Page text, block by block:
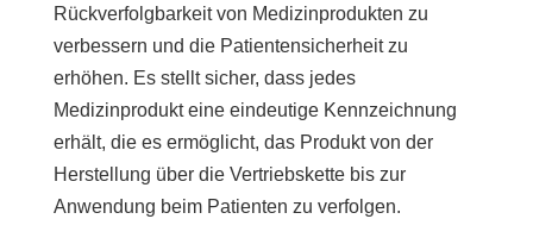
Rückverfolgbarkeit von Medizinprodukten zu
verbessern und die Patientensicherheit zu
erhöhen. Es stellt sicher, dass jedes
Medizinprodukt eine eindeutige Kennzeichnung
erhält, die es ermöglicht, das Produkt von der
Herstellung über die Vertriebskette bis zur
Anwendung beim Patienten zu verfolgen.